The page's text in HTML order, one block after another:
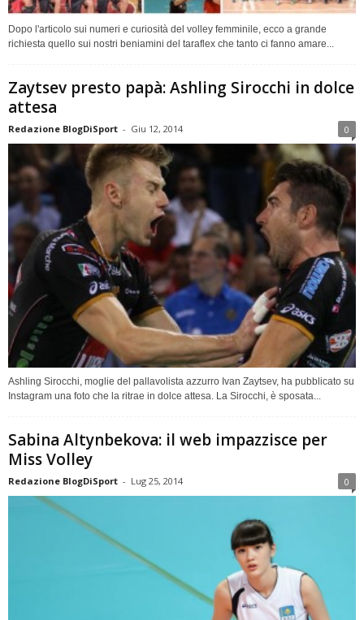
Dopo l'articolo sui numeri e curiosità del volley femminile, ecco a grande
richiesta quello sui nostri beniamini del taraflex che tanto ci fanno amare...
Zaytsev presto papà: Ashling Sirocchi in dolce
attesa
Redazione BlogDiSport - Giu 12, 2014 0
Ashling Sirocchi, moglie del pallavolista azzurro Ivan Zaytsev, ha pubblicato su
Instagram una foto che la ritrae in dolce attesa. La Sirocchi, è sposata...
Sabina Altynbekova: il web impazzisce per
Miss Volley
Redazione BlogDiSport - Lug 25, 2014 0